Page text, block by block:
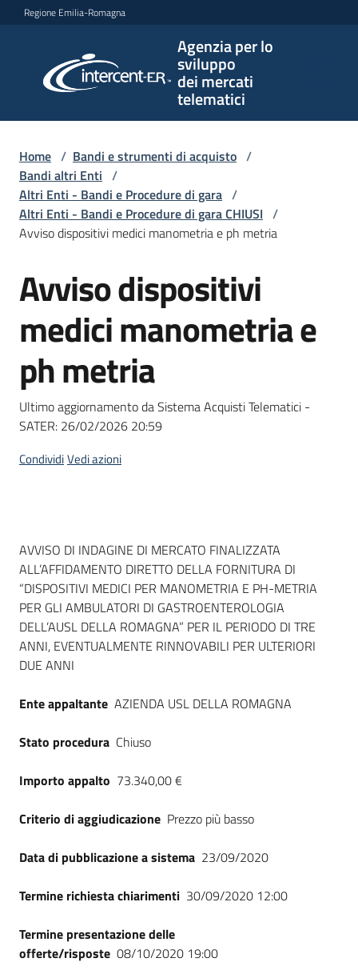
Vai al contenuto
Vai alla navigazione
Vai al footer
Regione Emilia-Romagna
Agenzia per lo
sviluppo
dei mercati
telematici
per lo
sviluppo
telematici
L'Agenzia
Bandi
strumenti
acquisto
Supporto
English
site
su
Home / Bandi e strumenti di acquisto /
Bandi altri Enti /
Altri Enti - Bandi e Procedure di gara /
Altri Enti - Bandi e Procedure di gara CHIUSI /
Avviso dispositivi medici manometria e ph metria
Salta al contenuto
Avviso dispositivi
medici manometria e
ph metria
Ultimo aggiornamento da Sistema Acquisti Telematici -
SATER: 26/02/2026 20:59
CondividiVedi azioni
Dati del bando
AVVISO DI INDAGINE DI MERCATO FINALIZZATA
ALL’AFFIDAMENTO DIRETTO DELLA FORNITURA DI
“DISPOSITIVI MEDICI PER MANOMETRIA E PH-METRIA
PER GLI AMBULATORI DI GASTROENTEROLOGIA
DELL’AUSL DELLA ROMAGNA” PER IL PERIODO DI TRE
ANNI, EVENTUALMENTE RINNOVABILI PER ULTERIORI
DUE ANNI
Ente appaltante AZIENDA USL DELLA ROMAGNA
Stato procedura Chiuso
Importo appalto 73.340,00 €
Criterio di aggiudicazione Prezzo più basso
Data di pubblicazione a sistema 23/09/2020
Termine richiesta chiarimenti 30/09/2020 12:00
Termine presentazione delle
offerte/risposte 08/10/2020 19:00